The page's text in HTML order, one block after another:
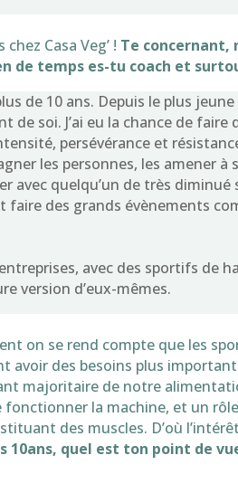
Casa Veg’ ! Te concernant,
de temps es-tu coach et
de 10 ans. Depuis le plus
soi. J’ai eu la chance de faire
persévérance et
les personnes, les amener à
quelqu’un de très diminué
des grands évènements
avec des sportifs de
version d’eux-mêmes.
on se rend compte que les
avoir des besoins plus
majoritaire de notre
la machine, et un
des muscles. D’où
quel est ton point de